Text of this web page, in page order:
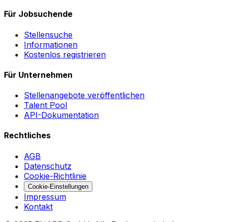
Für Jobsuchende
Stellensuche
Informationen
Kostenlos registrieren
Für Unternehmen
Stellenangebote veröffentlichen
Talent Pool
API-Dokumentation
Rechtliches
AGB
Datenschutz
Cookie-Richtlinie
Cookie-Einstellungen
Impressum
Kontakt